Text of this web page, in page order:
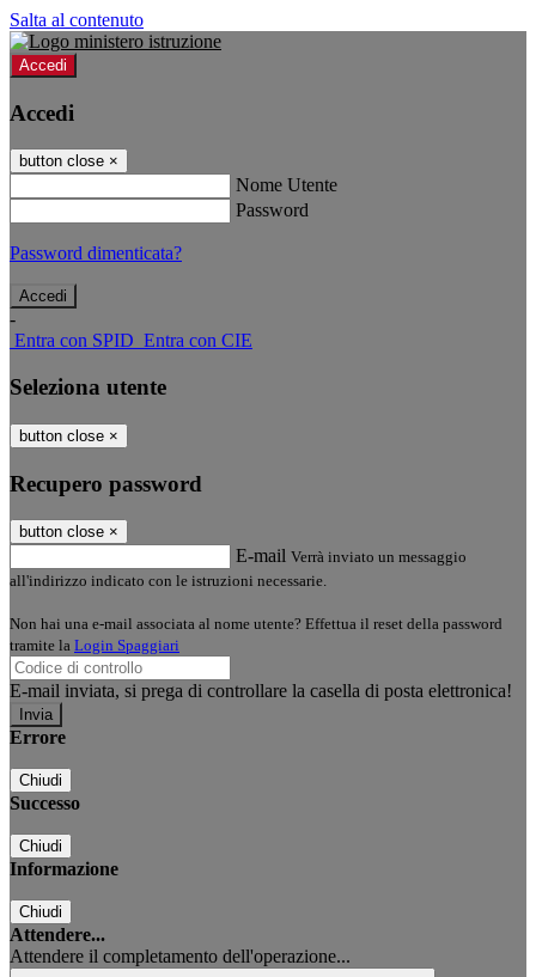
Salta al contenuto
Accedi
Accedi
button close ×
Nome Utente
Password
Password dimenticata?
-
Entra con SPID Entra con CIE
Seleziona utente
button close ×
Recupero password
button close ×
E-mail Verrà inviato un messaggio
all'indirizzo indicato con le istruzioni necessarie.
Non hai una e-mail associata al nome utente? Effettua il reset della password
tramite la Login Spaggiari
E-mail inviata, si prega di controllare la casella di posta elettronica!
Errore
Chiudi
Successo
Chiudi
Informazione
Chiudi
Attendere...
Attendere il completamento dell'operazione...